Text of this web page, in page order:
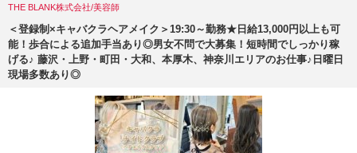
THE BLANK株式会社/美容師
＜登録制×キャバクラヘアメイク＞19:30～勤務★日給13,000円以上も可
能！歩合による追加手当あり◎男女不問で大募集！短時間でしっかり稼
げる♪ 藤沢・上野・町田・大和、本厚木、神奈川エリアのお仕事♪日曜日
現場多数あり◎